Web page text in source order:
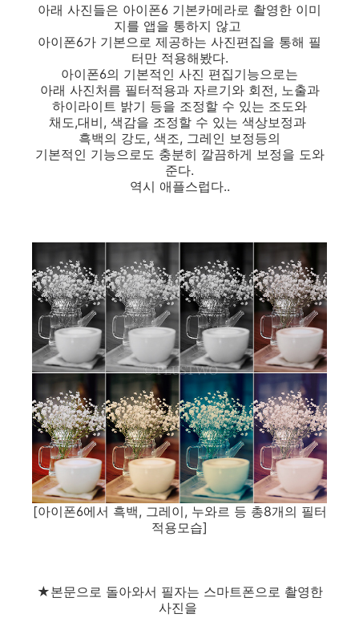
아래 사진들은 아이폰6 기본카메라로 촬영한 이미
지를 앱을 통하지 않고
아이폰6가 기본으로 제공하는 사진편집을 통해 필
터만 적용해봤다.
아이폰6의 기본적인 사진 편집기능으로는
아래 사진처름 필터적용과 자르기와 회전, 노출과
하이라이트 밝기 등을 조정할 수 있는 조도와
채도,대비, 색감을 조정할 수 있는 색상보정과
흑백의 강도, 색조, 그레인 보정등의
기본적인 기능으로도 충분히 깔끔하게 보정을 도와
준다.
역시 애플스럽다..
[아이폰6에서 흑백, 그레이, 누와르 등 총8개의 필터
적용모습]
★본문으로 돌아와서 필자는 스마트폰으로 촬영한
사진을